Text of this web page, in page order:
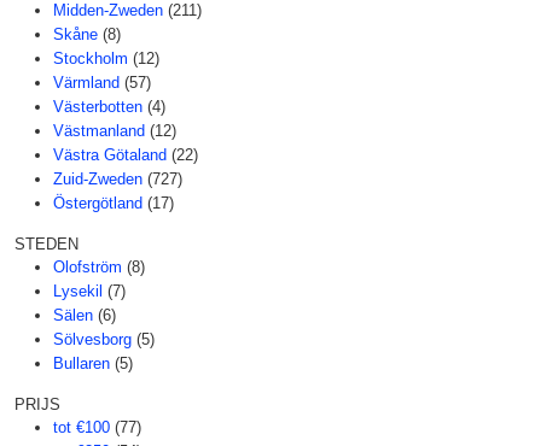
Midden-Zweden (211)
Skåne (8)
Stockholm (12)
Värmland (57)
Västerbotten (4)
Västmanland (12)
Västra Götaland (22)
Zuid-Zweden (727)
Östergötland (17)
STEDEN
Olofström (8)
Lysekil (7)
Sälen (6)
Sölvesborg (5)
Bullaren (5)
PRIJS
tot €100 (77)